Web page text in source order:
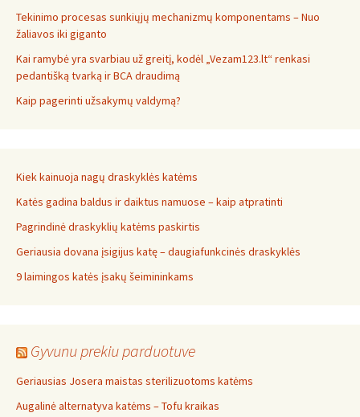
Tekinimo procesas sunkiųjų mechanizmų komponentams – Nuo
žaliavos iki giganto
Kai ramybė yra svarbiau už greitį, kodėl „Vezam123.lt“ renkasi
pedantišką tvarką ir BCA draudimą
Kaip pagerinti užsakymų valdymą?
Kiek kainuoja nagų draskyklės katėms
Katės gadina baldus ir daiktus namuose – kaip atpratinti
Pagrindinė draskyklių katėms paskirtis
Geriausia dovana įsigijus katę – daugiafunkcinės draskyklės
9 laimingos katės įsakų šeimininkams
Gyvunu prekiu parduotuve
Geriausias Josera maistas sterilizuotoms katėms
Augalinė alternatyva katėms – Tofu kraikas